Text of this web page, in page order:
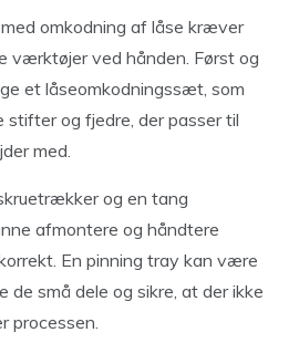
omkodning af låse kræver
værktøjer ved hånden. Først og
et låseomkodningssæt, som
stifter og fjedre, der passer til
med.
og en tang
afmontere og håndtere
En pinning tray kan være
de små dele og sikre, at der ikke
processen.